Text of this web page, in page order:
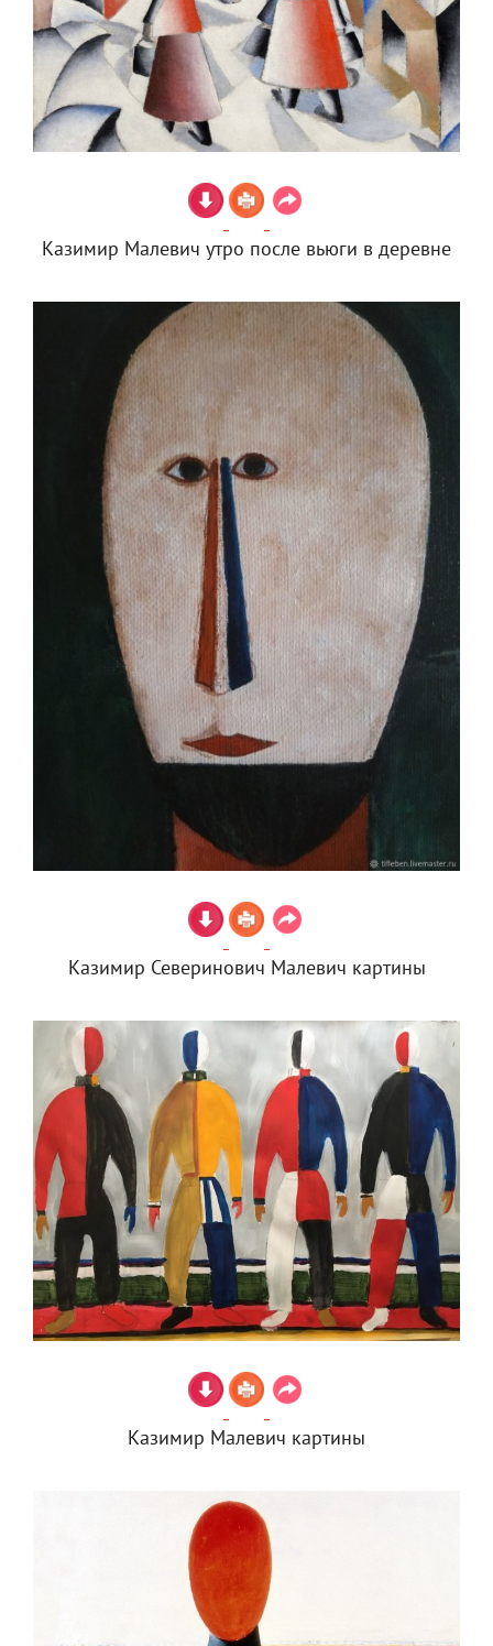
Казимир Малевич утро после вьюги в деревне
Казимир Северинович Малевич картины
Казимир Малевич картины